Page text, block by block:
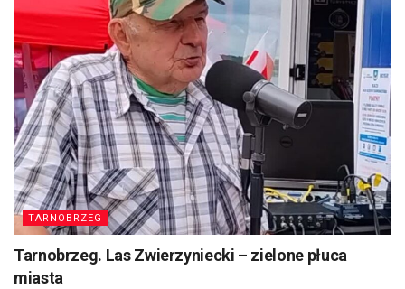
TARNOBRZEG
Tarnobrzeg. Las Zwierzyniecki – zielone płuca
miasta